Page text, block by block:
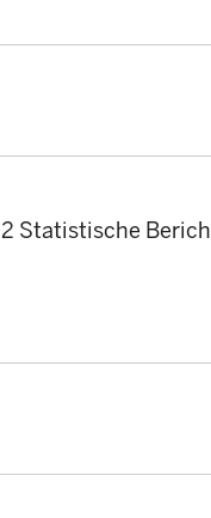
2 Statistische